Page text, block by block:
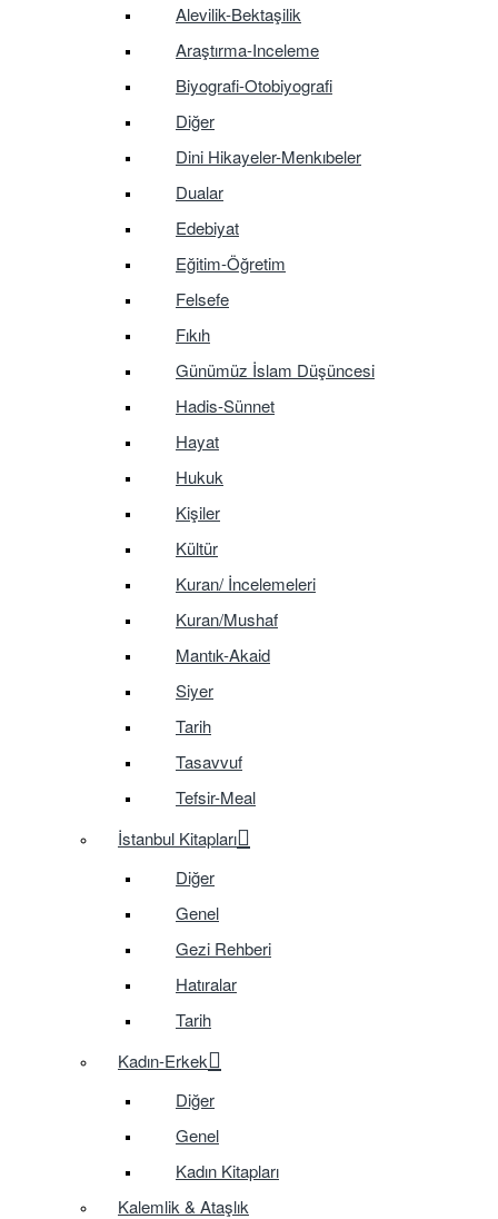
Alevilik-Bektaşilik
Araştırma-Inceleme
Biyografi-Otobiyografi
Diğer
Dini Hikayeler-Menkıbeler
Dualar
Edebiyat
Eğitim-Öğretim
Felsefe
Fıkıh
Günümüz İslam Düşüncesi
Hadis-Sünnet
Hayat
Hukuk
Kişiler
Kültür
Kuran/ İncelemeleri
Kuran/Mushaf
Mantık-Akaid
Siyer
Tarih
Tasavvuf
Tefsir-Meal
İstanbul Kitapları
Diğer
Genel
Gezi Rehberi
Hatıralar
Tarih
Kadın-Erkek
Diğer
Genel
Kadın Kitapları
Kalemlik & Ataşlık